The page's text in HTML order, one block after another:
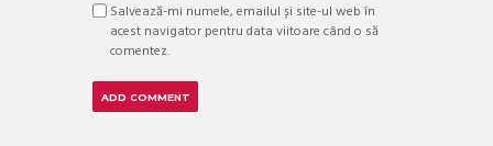
Salvează-mi numele, emailul și site-ul web în
acest navigator pentru data viitoare când o să
comentez.